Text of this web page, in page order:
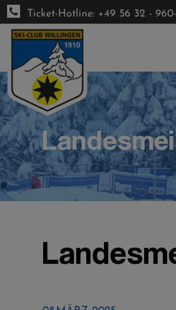
Direkt
zum
Inhalt
Ticket-Hotline: +49 56 32 -